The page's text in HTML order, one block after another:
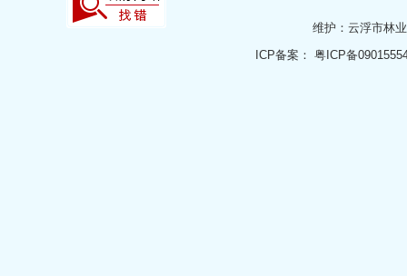
维护：云浮市林
ICP备案： 粤ICP备